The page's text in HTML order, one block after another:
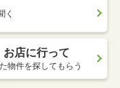
く
お店に行って
物件を探してもらう